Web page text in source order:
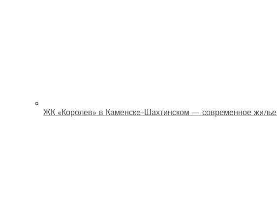
ЖК «Королев» в Каменске-Шахтинском — современное